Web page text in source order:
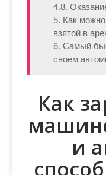
4.8.
5. Как
взятой в
6. Самый
своем
Как
и